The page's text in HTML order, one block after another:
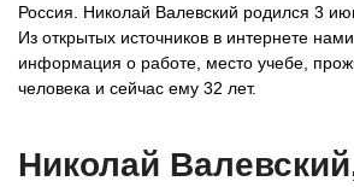
Россия. Николай Валевский родился 3
Из открытых источников в интернете
информация о работе, место учебе,
человека и сейчас ему 32 лет.
Николай